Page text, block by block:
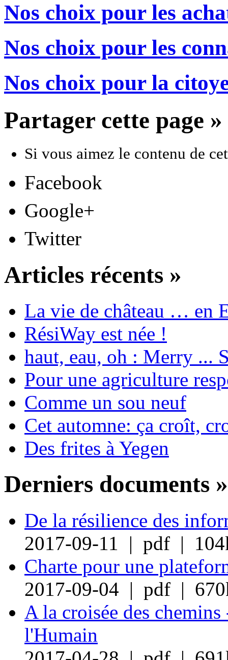
Nos choix pour les
Nos choix pour les
Nos choix pour la
Partager cette page »
Si vous aimez le contenu de
Facebook
Google+
Twitter
Articles récents »
La vie de château … en
RésiWay est née !
haut, eau, oh : Merry ...
Pour une agriculture
Comme un sou neuf
Cet automne: ça croît,
Des frites à Yegen
Derniers documents »
De la résilience des
2017-09-11 | pdf |
Charte pour une
2017-09-04 | pdf |
A la croisée des
l'Humain